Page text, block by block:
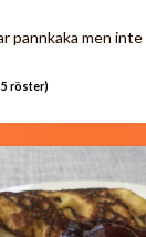
pannkaka men